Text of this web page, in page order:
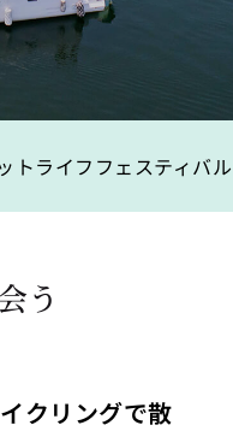
トライフフェスティバル
う
クリングで散